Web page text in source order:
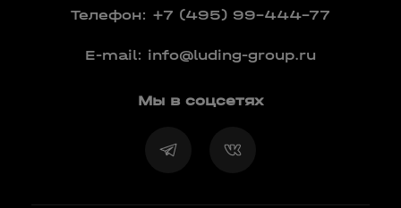
Телефон: +7 (495) 99-444-77
E-mail: info@luding-group.ru
Мы в соцсетях